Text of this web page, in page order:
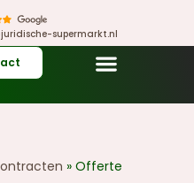
supermarkt.nl
»Offerte